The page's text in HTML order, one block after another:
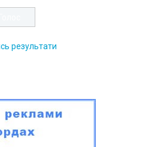
результати